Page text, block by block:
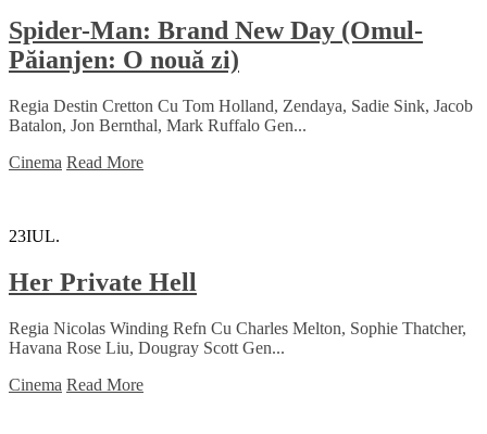
Spider-Man: Brand New Day (Omul-
Păianjen: O nouă zi)
Regia Destin Cretton Cu Tom Holland, Zendaya, Sadie Sink, Jacob
Batalon, Jon Bernthal, Mark Ruffalo Gen...
Cinema Read More
23IUL.
Her Private Hell
Regia Nicolas Winding Refn Cu Charles Melton, Sophie Thatcher,
Havana Rose Liu, Dougray Scott Gen...
Cinema Read More